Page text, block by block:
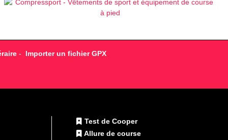
- Importer un fichier GPX
Test de Cooper
Allure de course